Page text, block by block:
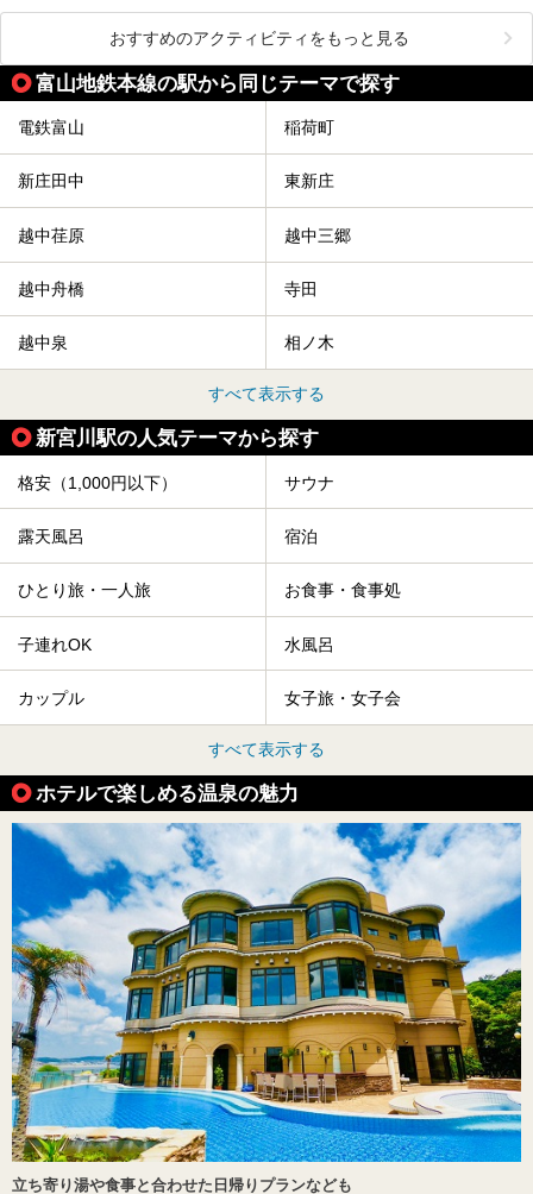
おすすめのアクティビティをもっと見る
富山地鉄本線の駅から同じテーマで探す
電鉄富山 稲荷町
新庄田中 東新庄
越中荏原 越中三郷
越中舟橋 寺田
越中泉 相ノ木
すべて表示する
新宮川駅の人気テーマから探す
格安（1,000円以下） サウナ
露天風呂 宿泊
ひとり旅・一人旅 お食事・食事処
子連れOK 水風呂
カップル 女子旅・女子会
すべて表示する
ホテルで楽しめる温泉の魅力
立ち寄り湯や食事と合わせた日帰りプランなども